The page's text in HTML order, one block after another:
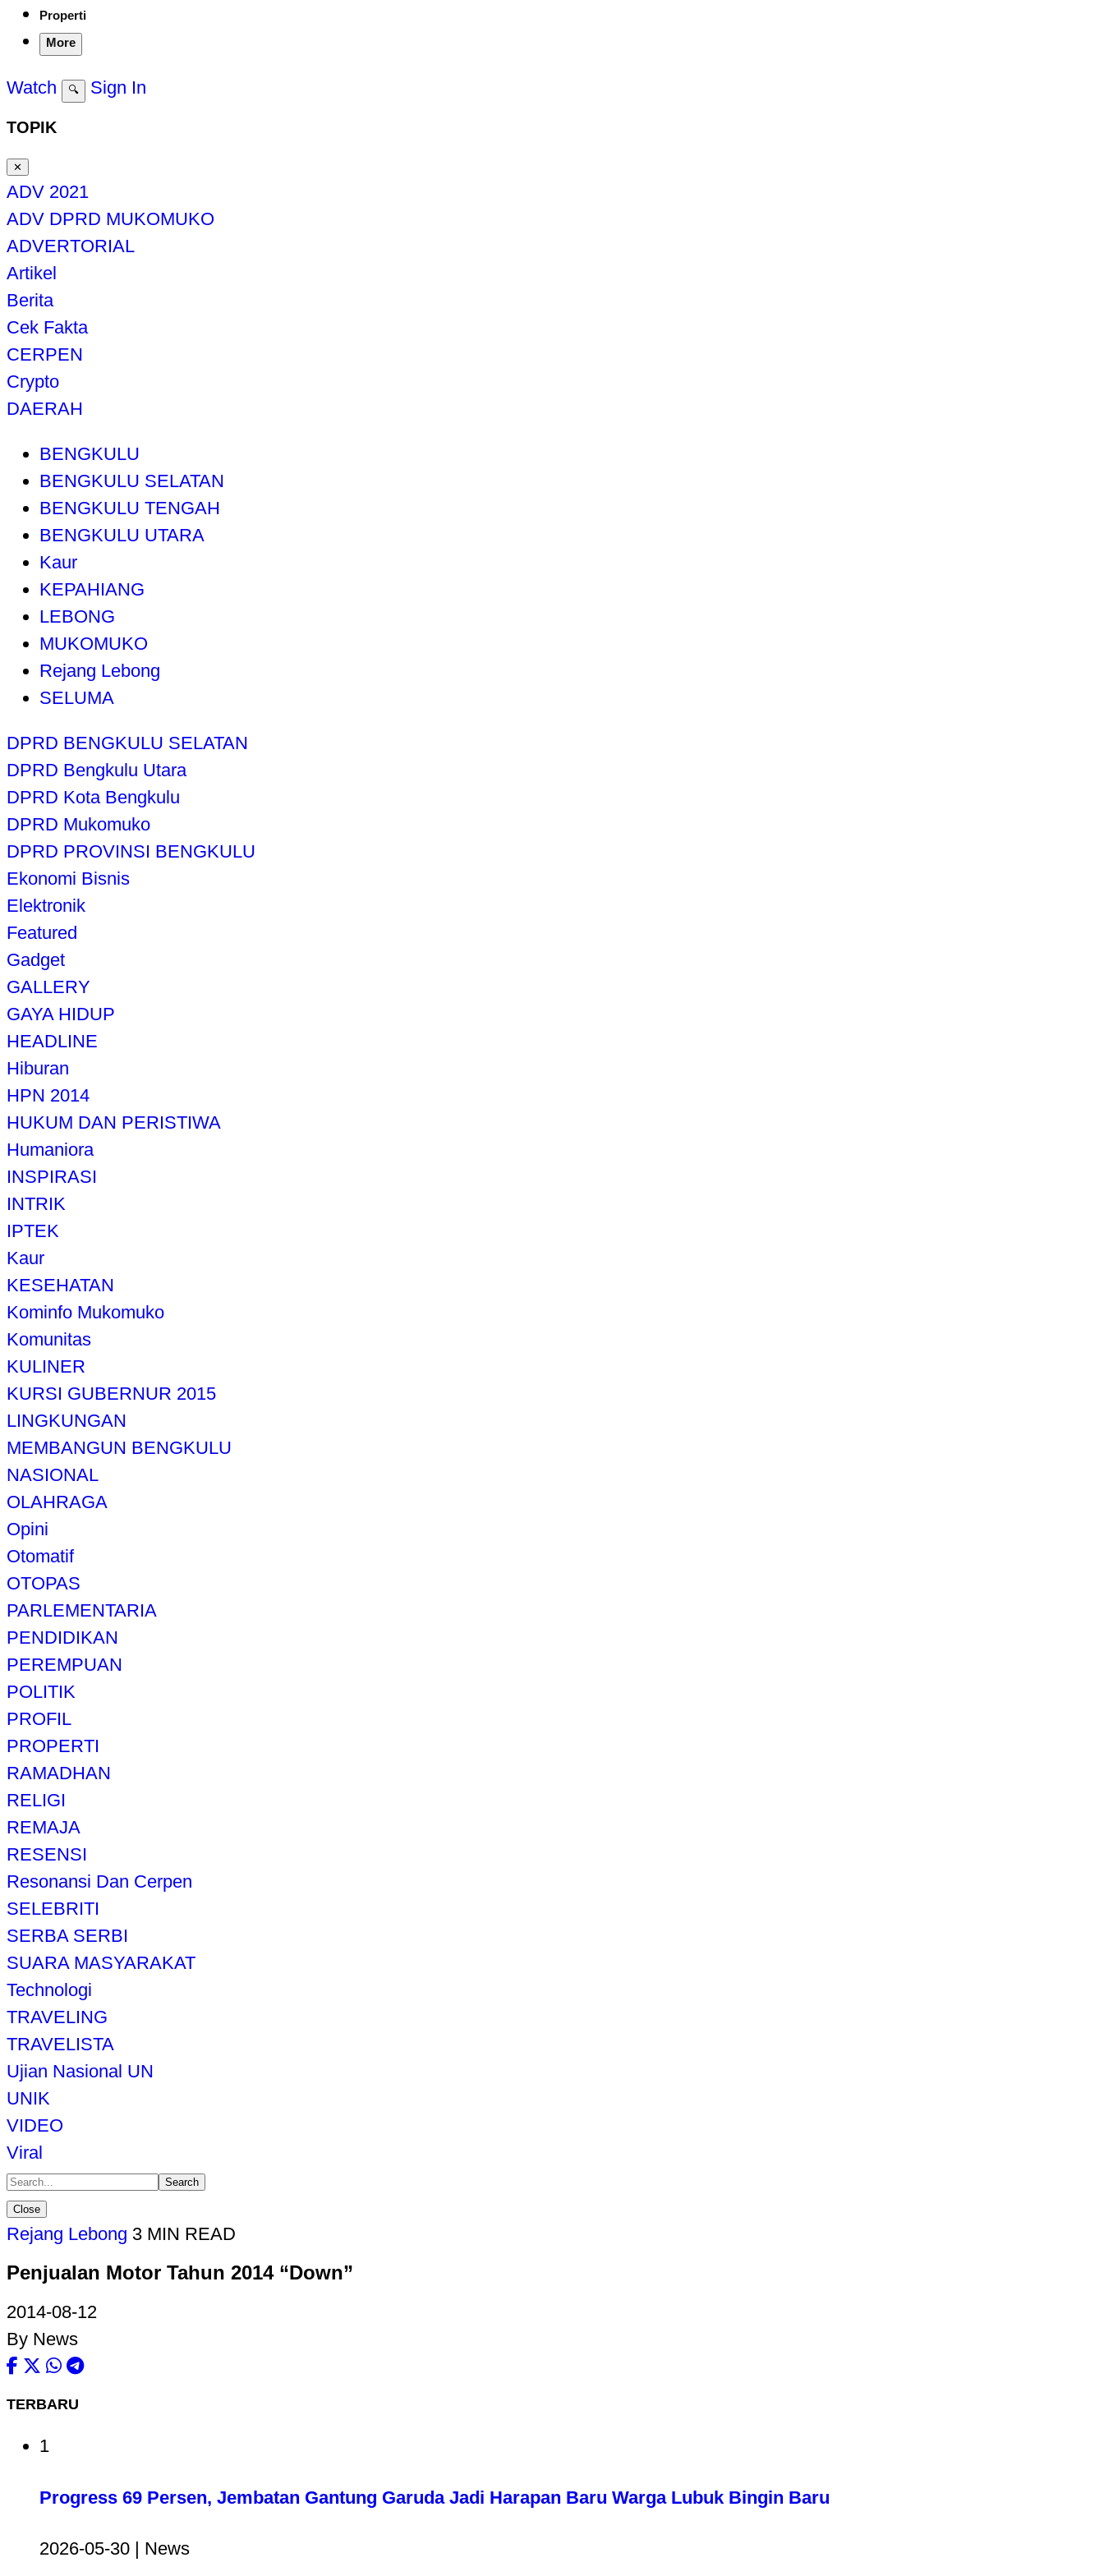
Properti
More
Watch 🔍 Sign In
TOPIK
✕
ADV 2021
ADV DPRD MUKOMUKO
ADVERTORIAL
Artikel
Berita
Cek Fakta
CERPEN
Crypto
DAERAH
BENGKULU
BENGKULU SELATAN
BENGKULU TENGAH
BENGKULU UTARA
Kaur
KEPAHIANG
LEBONG
MUKOMUKO
Rejang Lebong
SELUMA
DPRD BENGKULU SELATAN
DPRD Bengkulu Utara
DPRD Kota Bengkulu
DPRD Mukomuko
DPRD PROVINSI BENGKULU
Ekonomi Bisnis
Elektronik
Featured
Gadget
GALLERY
GAYA HIDUP
HEADLINE
Hiburan
HPN 2014
HUKUM DAN PERISTIWA
Humaniora
INSPIRASI
INTRIK
IPTEK
Kaur
KESEHATAN
Kominfo Mukomuko
Komunitas
KULINER
KURSI GUBERNUR 2015
LINGKUNGAN
MEMBANGUN BENGKULU
NASIONAL
OLAHRAGA
Opini
Otomatif
OTOPAS
PARLEMENTARIA
PENDIDIKAN
PEREMPUAN
POLITIK
PROFIL
PROPERTI
RAMADHAN
RELIGI
REMAJA
RESENSI
Resonansi Dan Cerpen
SELEBRITI
SERBA SERBI
SUARA MASYARAKAT
Technologi
TRAVELING
TRAVELISTA
Ujian Nasional UN
UNIK
VIDEO
Viral
Search
Close
Rejang Lebong 3 MIN READ
Penjualan Motor Tahun 2014 “Down”
2014-08-12
By News
TERBARU
1
Progress 69 Persen, Jembatan Gantung Garuda Jadi Harapan Baru Warga Lubuk Bingin Baru
2026-05-30 | News